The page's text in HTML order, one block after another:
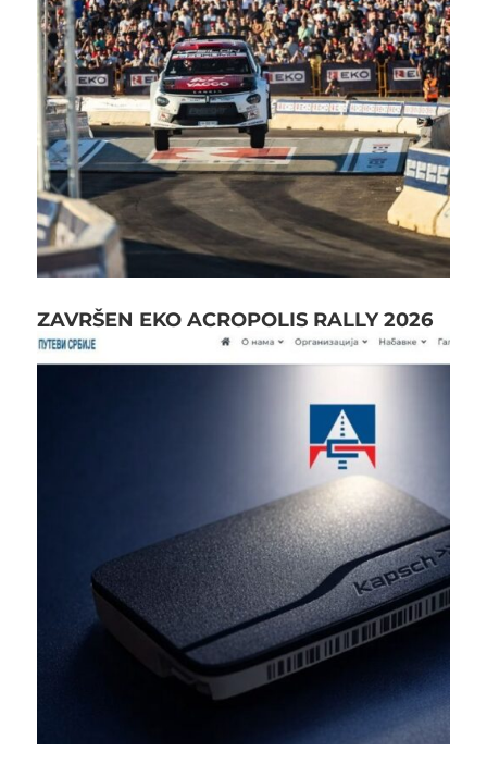
ZAVRŠEN EKO ACROPOLIS RALLY 2026